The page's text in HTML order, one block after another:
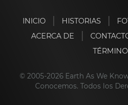
INICIO HISTORIAS
ACERCA DE
© 2005-2026 Earth As We
Conocemos. Todos los